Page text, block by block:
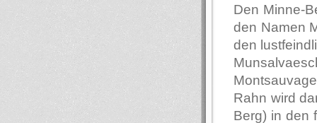
Den Minne-
den Namen
den
Rahn wird
Berg) in den